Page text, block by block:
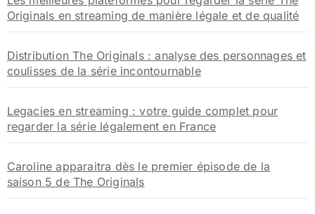
rOriginals en streaming de manière légale et de qualité
Distribution The Originals : analyse des personnages et
coulisses de la série incontournable
Legacies en streaming : votre guide complet pour
regarder la série légalement en France
Caroline apparaitra dès le premier épisode de la
saison 5 de The Originals